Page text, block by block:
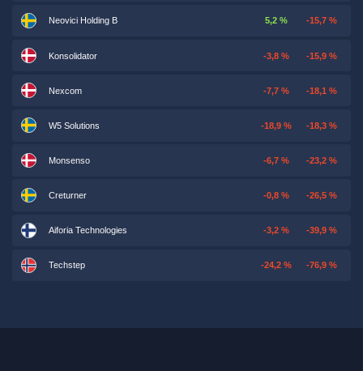
Neovici Holding B 5,2 % -15,7 %
Konsolidator -3,8 % -15,9 %
Nexcom -7,7 % -18,1 %
W5 Solutions -18,9 % -18,3 %
Monsenso -6,7 % -23,2 %
Creturner -0,8 % -26,5 %
Aiforia Technologies -3,2 % -39,9 %
Techstep -24,2 % -76,9 %